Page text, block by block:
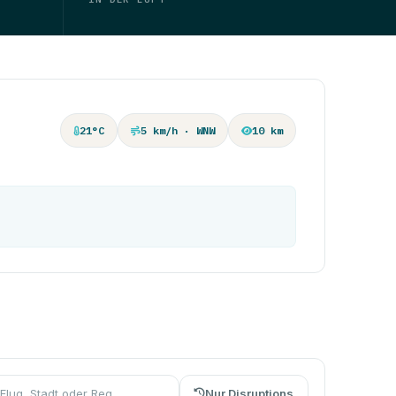
21°C 5 km/h · WNW 10 km
Nur Disruptions